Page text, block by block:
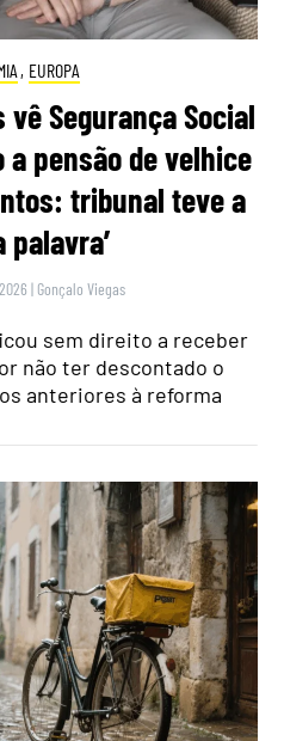
, EUROPA
vê Segurança Social
pensão de velhice
tribunal teve a
palavra’
| Gonçalo Viegas
sem direito a receber
não ter descontado o
anteriores à reforma